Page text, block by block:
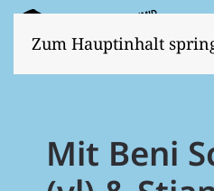
Zum Hauptinhalt
Mit Beni